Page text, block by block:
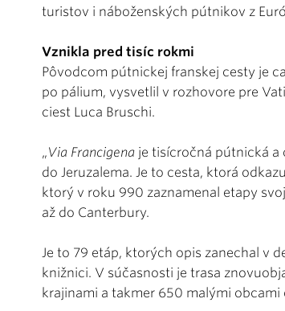
turistov i náboženských pútnikov z
Vznikla pred tisíc rokmi
Pôvodcom pútnickej franskej cesty je
po pálium, vysvetlil v rozhovore pre
ciest Luca Bruschi.
„Via Francigena je tisícročná pútnická a
do Jeruzalema. Je to cesta, ktorá
ktorý v roku 990 zaznamenal etapy
až do Canterbury.
Je to 79 etáp, ktorých opis zanechal v
knižnici. V súčasnosti je trasa
krajinami a takmer 650 malými obcami